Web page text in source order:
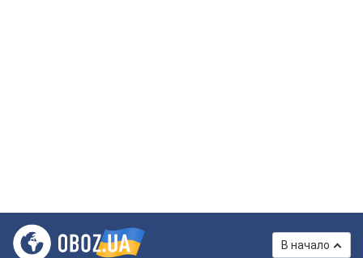
В начало